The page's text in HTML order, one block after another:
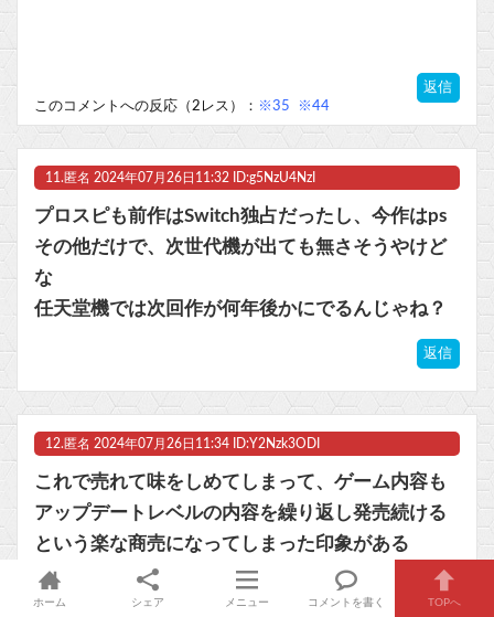
返信
このコメントへの反応（2レス）： ※35 ※44
11. 匿名 2024年07月26日11:32 ID:g5NzU4NzI
プロスピも前作はSwitch独占だったし、今作はps
その他だけで、次世代機が出ても無さそうやけど
な
任天堂機では次回作が何年後かにでるんじゃね？
返信
12. 匿名 2024年07月26日11:34 ID:Y2Nzk3ODI
これで売れて味をしめてしまって、ゲーム内容も
アップデートレベルの内容を繰り返し発売続ける
という楽な商売になってしまった印象がある
本当にコナミ以外の大陸ゲーでも良いから今の日
本の野球ゲーム変えるゲーム出てきて欲しいわ
ホーム シェア メニュー コメントを書く TOPへ